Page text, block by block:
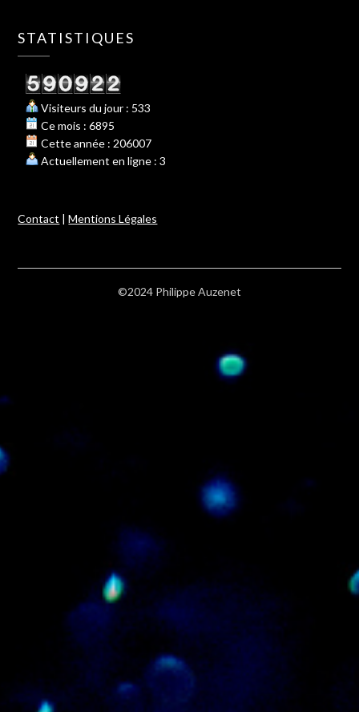
STATISTIQUES
Visiteurs du jour : 533
Ce mois : 6895
Cette année : 206007
Actuellement en ligne : 3
Contact |Mentions Légales
©2024 Philippe Auzenet